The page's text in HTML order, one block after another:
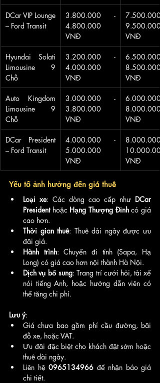
DCar VIP Lounge
– Ford Transit
3.800.000 -
4.800.000
VNĐ
9.500.000
VNĐ
Hyundai Solati
Limousine 9
Chỗ
3.200.000 -
4.000.000
VNĐ
8.500.000
VNĐ
Auto Kingdom
Limousine 9
Chỗ
3.000.000 -
3.800.000
VNĐ
8.000.000
VNĐ
DCar President
– Ford Transit
4.000.000 -
5.000.000
VNĐ
VNĐ
Yếu tố ảnh hưởng đến giá thuê
Loại xe: Các dòng cao cấp như DCar
President hoặc Hạng Thượng Đỉnh có giá
cao hơn.
Thời gian thuê: Thuê dài ngày được ưu
đãi giá.
Hành trình: Chuyến đi tỉnh (Sapa, Hạ
Long) có giá cao hơn nội thành Hà Nội.
Dịch vụ bổ sung: Trang trí cưới hỏi, tài xế
nói tiếng Anh, hoặc hướng dẫn viên có
thể tăng chi phí.
Lưu ý:
Giá chưa bao gồm phí cầu đường, bãi
đỗ xe, hoặc VAT.
Ưu đãi đặc biệt cho khách đặt sớm hoặc
thuê dài ngày.
Liên hệ 0965134966 để nhận báo giá
chi tiết.